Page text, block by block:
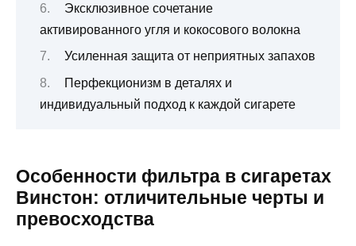
Эксклюзивное сочетание
активированного угля и кокосового волокна
Усиленная защита от неприятных запахов
Перфекционизм в деталях и
индивидуальный подход к каждой сигарете
Особенности фильтра в сигаретах
Винстон: отличительные черты и
превосходства